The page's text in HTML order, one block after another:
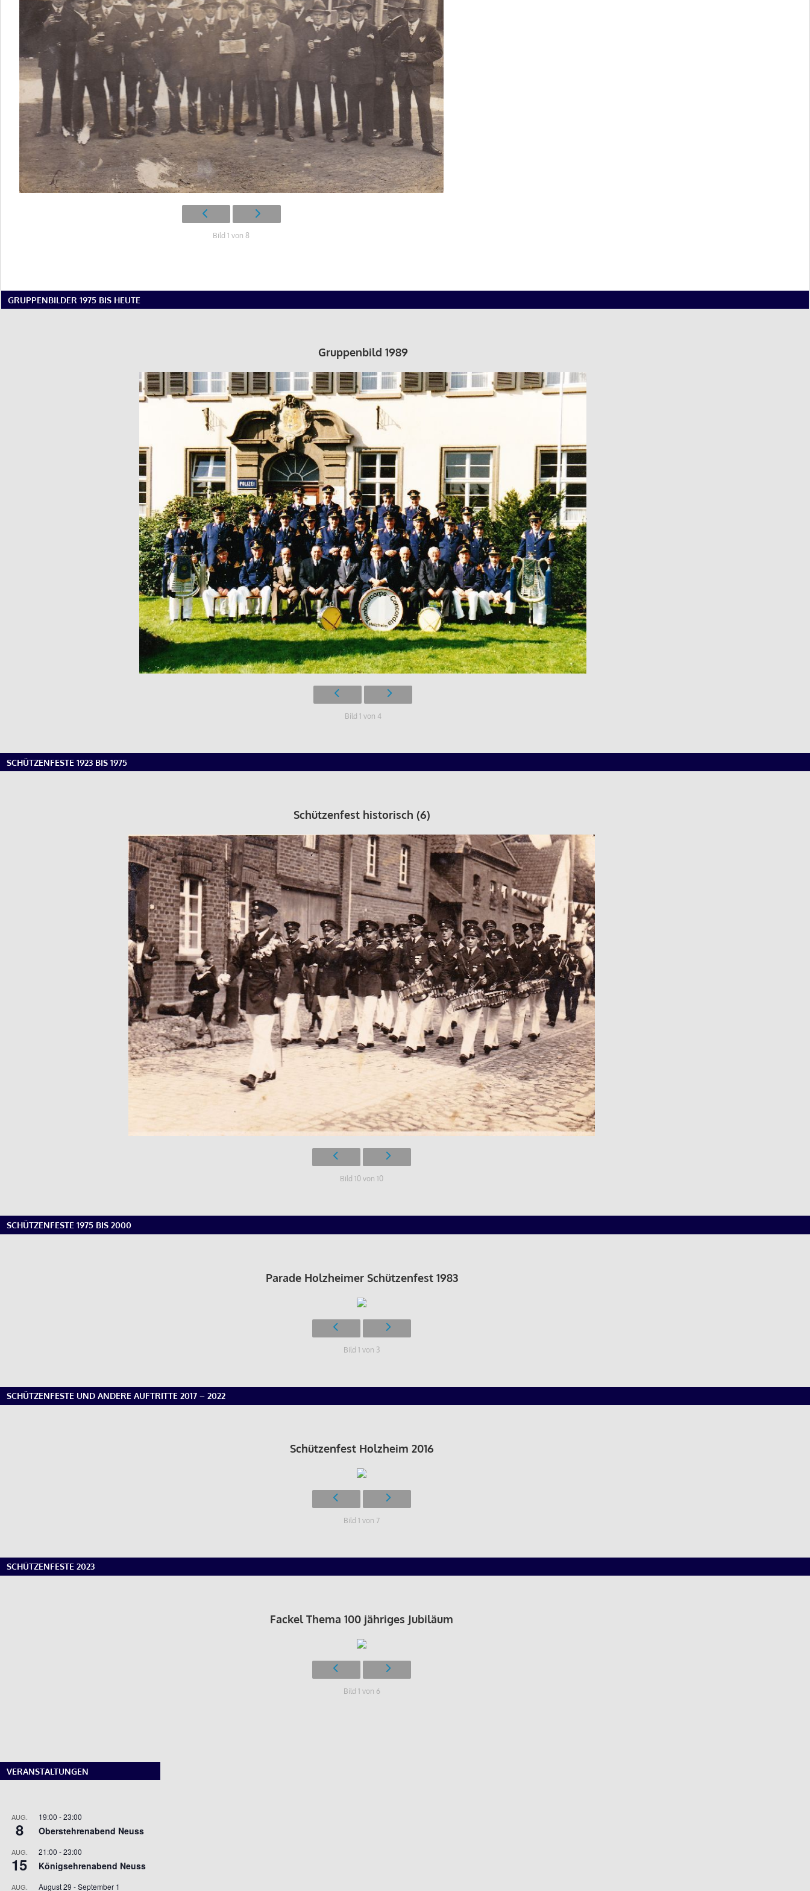
Bild 1 von 8
GRUPPENBILDER 1975 BIS HEUTE
Gruppenbild 1989
Bild 1 von 4
SCHÜTZENFESTE 1923 BIS 1975
Schützenfest historisch (6)
Bild 10 von 10
SCHÜTZENFESTE 1975 BIS 2000
Parade Holzheimer Schützenfest 1983
Bild 1 von 3
SCHÜTZENFESTE UND ANDERE AUFTRITTE 2017 – 2022
Schützenfest Holzheim 2016
Bild 1 von 7
SCHÜTZENFESTE 2023
Fackel Thema 100 jähriges Jubiläum
Bild 1 von 6
VERANSTALTUNGEN
AUG.
8
19:00 -23:00
Oberstehrenabend Neuss
AUG.
15
21:00 -23:00
Königsehrenabend Neuss
AUG. August 29 -September 1